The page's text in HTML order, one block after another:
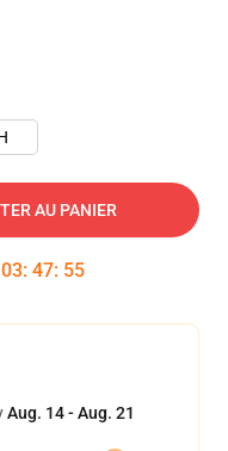
AU PANIER
03: 47: 54
Aug. 14 - Aug. 21